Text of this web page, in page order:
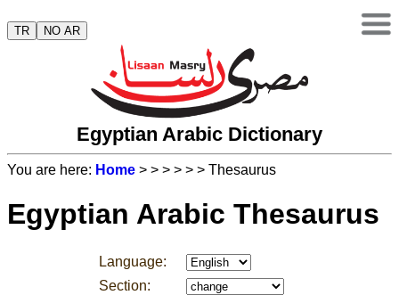
TR NO AR
Egyptian Arabic Dictionary
You are here: Home > > > > > > Thesaurus
Egyptian Arabic Thesaurus
Language:
Section: